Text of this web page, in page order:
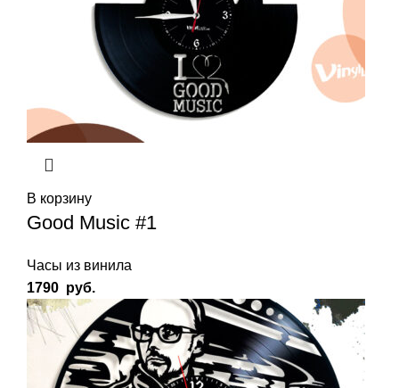
В корзину
Good Music #1
Часы из винила
1790 руб.